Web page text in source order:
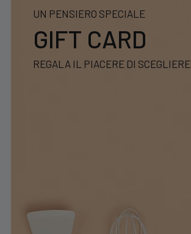
UN PENSIERO SPECIALE
GIFT CARD
REGALA IL PIACERE DI SCEGLIERE